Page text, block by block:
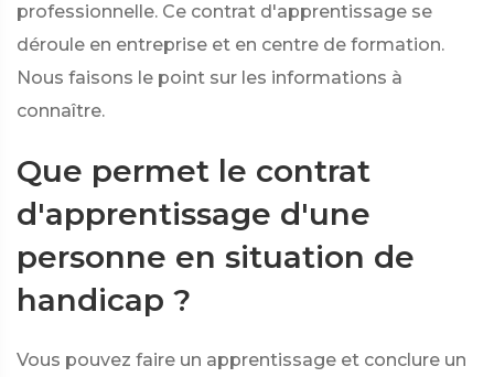
professionnelle. Ce contrat d'apprentissage se
déroule en entreprise et en centre de formation.
Nous faisons le point sur les informations à
connaître.
Que permet le contrat
d'apprentissage d'une
personne en situation de
handicap ?
Vous pouvez faire un apprentissage et conclure un